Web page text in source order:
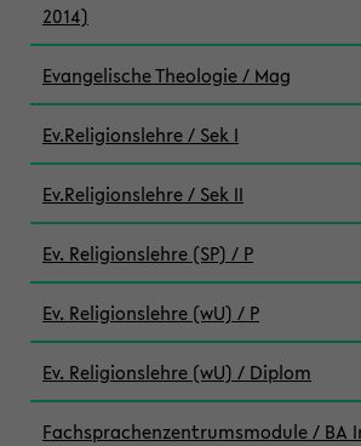
2014)
Evangelische Theologie / Mag
Ev.Religionslehre / Sek I
Ev.Religionslehre / Sek II
Ev. Religionslehre (SP) / P
Ev. Religionslehre (wU) / P
Ev. Religionslehre (wU) / Diplom
Fachsprachenzentrumsmodule / BA